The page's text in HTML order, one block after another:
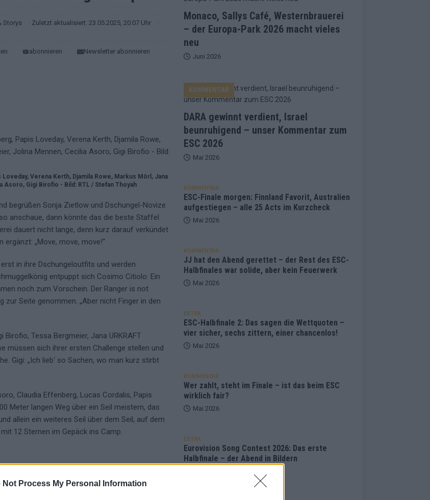
Not Process My Personal Information
Australien aufgestiegen – alle 25 Acts im Kurzcheck
Ikone wurde: 70 Jahre ESC-Wertungsgeschichte!
– vier sicher, sechs zittern, einer chancenlos!
– der Europa-Park 2026 macht vieles neu EXTRA
Storys · Zuletzt aktualisiert: 23.05.2025, 20:07 Uhr
·
abonnieren Newsletter abonnieren
Verena Kerth, Djamila Rowe, Markus Mörl, Jana
Asoro, Gigi Birofio - Bild: RTL / Stefan Thoyah
begrüßen Sonja Zietlow und Dschungel-Novize
anschaue, dann könnte das die beste Staffel
dauert nicht lange, denn kurz darauf verkündet
ergänzt: „Move, move, move!“
in ihre Dschungeloutfits und werden
entpuppt sich Cosimo Citiolo: Ein
noch zum Vorschein. Der Ranger is not
Seite genommen. „Aber nicht Finger in den
Tessa Bergmeier, Jana URKRAFT
müssen sich ihrer ersten Challenge stellen und
Gigi: „Ich lieb‘ so Sachen, wo man kurz stirbt
Claudia Effenberg, Lucas Cordalis, Papis
Meter langen Weg über ein Seil meistern, das
allein ein weiteres Seil über dem Seil, auf dem
12 Sternen im Gepäck ins Camp.
Monaco, Sallys Café, Westernbrauerei
– der Europa-Park 2026 macht vieles
neu
Juni 2026
DARA gewinnt verdient, Israel
beunruhigend – unser Kommentar zum
ESC 2026
KOMMENTAR
Mai 2026
KOMMENTAR
ESC-Finale morgen: Finnland Favorit, Australien
aufgestiegen – alle 25 Acts im Kurzcheck
Mai 2026
KOMMENTAR
JJ hat den Abend gerettet – der Rest des ESC-
Halbfinales war solide, aber kein Feuerwerk
Mai 2026
EXTRA
ESC-Halbfinale 2: Das sagen die Wettquoten –
vier sicher, sechs zittern, einer chancenlos!
Mai 2026
KOMMENTAR
Wer zahlt, steht im Finale – ist das beim ESC
wirklich fair?
Mai 2026
EXTRA
Eurovision Song Contest 2026: Das erste
Halbfinale – der Abend in Bildern